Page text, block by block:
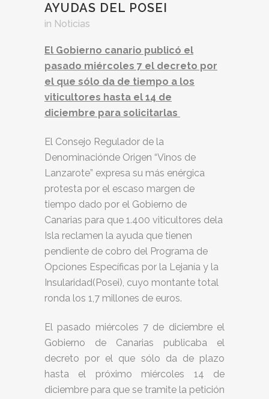
AYUDAS DEL POSEI
in Noticias
El Gobierno canario publicó el
pasado miércoles 7 el decreto por
el que sólo da de tiempo a los
viticultores hasta el 14 de
diciembre para solicitarlas
El Consejo Regulador de la
Denominaciónde Origen “Vinos de
Lanzarote” expresa su más enérgica
protesta por el escaso margen de
tiempo dado por el Gobierno de
Canarias para que 1.400 viticultores dela
Isla reclamen la ayuda que tienen
pendiente de cobro del Programa de
Opciones Específicas por la Lejanía y la
Insularidad(Posei), cuyo montante total
ronda los 1,7 millones de euros.
El pasado miércoles 7 de diciembre el
Gobierno de Canarias publicaba el
decreto por el que sólo da de plazo
hasta el próximo miércoles 14 de
diciembre para que se tramite la petición